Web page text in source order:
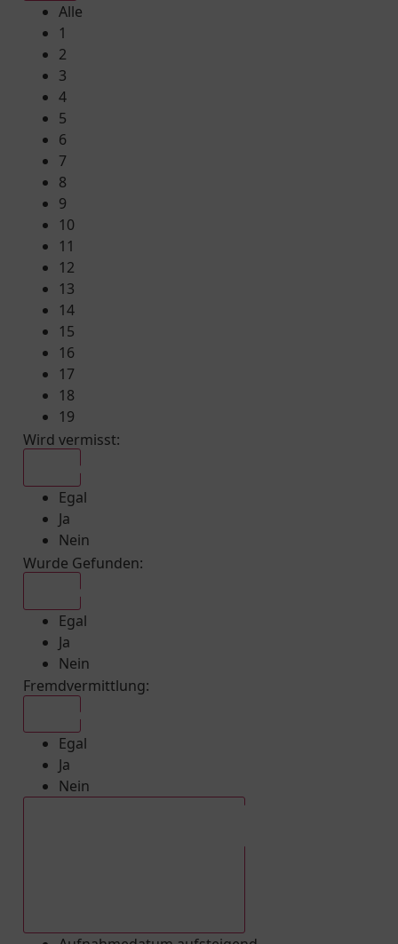
Alle
1
2
3
4
5
6
7
8
9
10
11
12
13
14
15
16
17
18
19
Wird vermisst:
Egal
Ja
Nein
Wurde Gefunden:
Egal
Ja
Nein
Fremdvermittlung:
Egal
Ja
Nein